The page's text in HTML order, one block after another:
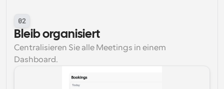
02
Bleib organisiert
Centralisieren Sie alle Meetings in einem
Dashboard.